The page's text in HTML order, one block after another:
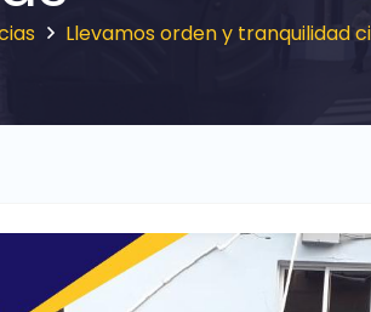
Llevamos orden y tranquilidad